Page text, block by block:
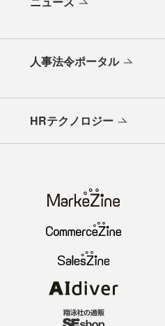
人事法令ポータル
HRテクノロジー